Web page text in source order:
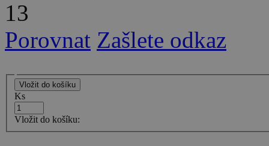
13
Porovnat Zašlete odkaz
Ks
Vložit do košíku: